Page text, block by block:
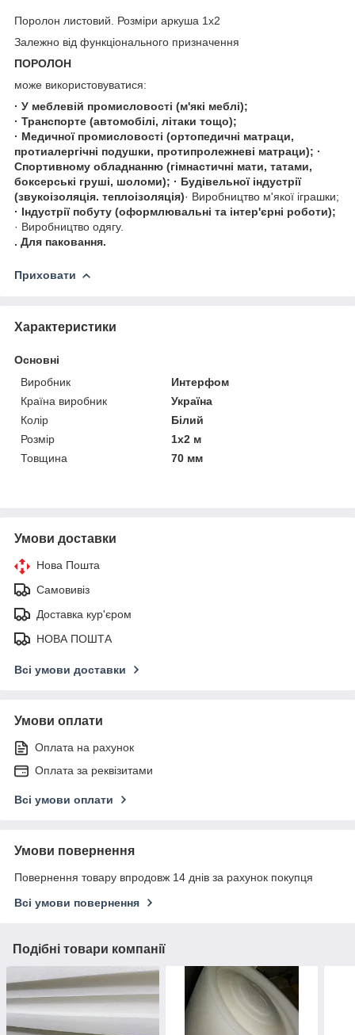
Поролон листовий. Розміри аркуша 1х2
Залежно від функціонального призначення
ПОРОЛОН
може використовуватися:
· У меблевій промисловості (м'які меблі);
· Транспорте (автомобілі, літаки тощо);
· Медичної промисловості (ортопедичні матраци,
протиалергічні подушки, протипролежневі матраци); ·
Спортивному обладнанню (гімнастичні мати, татами,
боксерські груші, шоломи); · Будівельної індустрії
(звукоізоляція. теплоізоляція)· Виробництво м'якої іграшки;
· Індустрії побуту (оформлювальні та інтер'єрні роботи);
· Виробництво одягу.
. Для паковання.
Приховати
Характеристики
Основні
Виробник
Интерфом
Країна виробник
Україна
Колір
Білий
Розмір
1х2 м
Товщина
70 мм
Умови доставки
Нова Пошта
Самовивіз
Доставка кур'єром
НОВА ПОШТА
Всі умови доставки
Умови оплати
Оплата на рахунок
Оплата за реквізитами
Всі умови оплати
Умови повернення
Повернення товару впродовж 14 днів за рахунок покупця
Всі умови повернення
Подібні товари компанії